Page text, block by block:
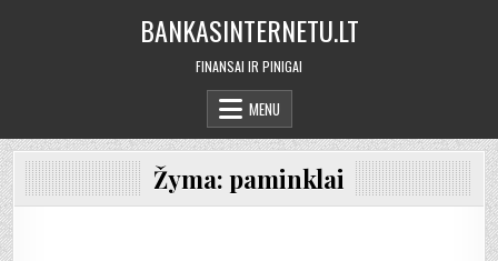
BANKASINTERNETU.LT
FINANSAI IR PINIGAI
MENU
Žyma: paminklai